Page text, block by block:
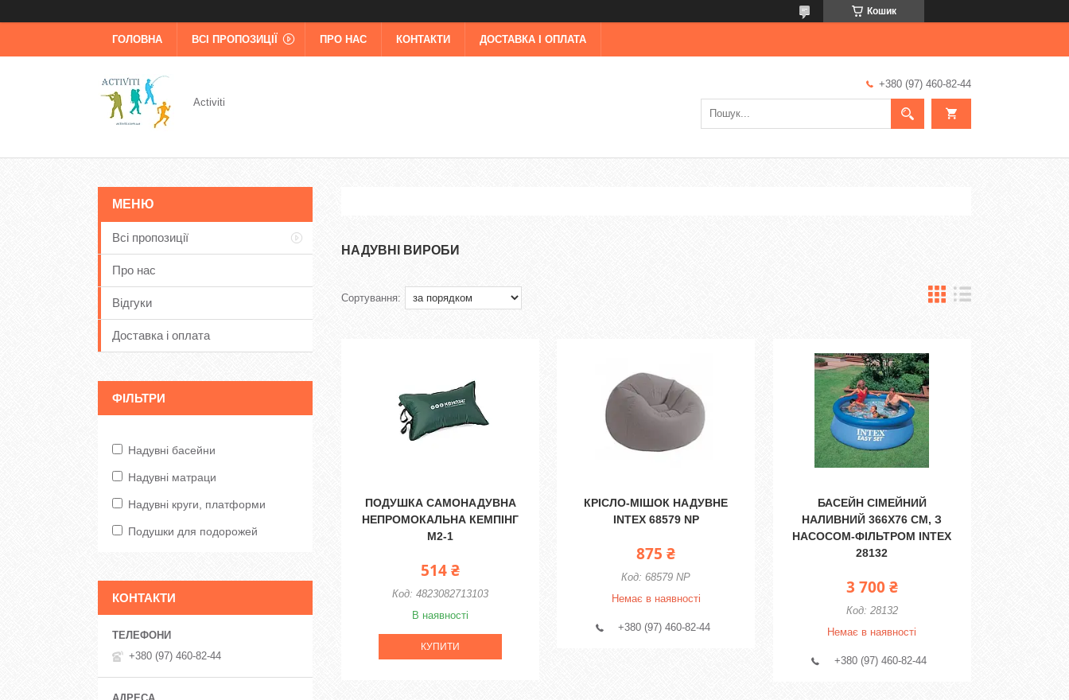
Кошик
ГОЛОВНА ВСІ ПРОПОЗИЦІЇ ПРО НАС КОНТАКТИ ДОСТАВКА І ОПЛАТА
Activiti
+380 (97) 460-82-44
НАДУВНІ ВИРОБИ
ПОДУШКА САМОНАДУВНА
НЕПРОМОКАЛЬНА КЕМПІНГ
M2-1
514 ₴
4823082713103
В наявності
КУПИТИ
КРІСЛО-МІШОК НАДУВНЕ
INTEX 68579 NP
875 ₴
68579 NP
Немає в наявності
+380 (97) 460-82-44
БАСЕЙН СІМЕЙНИЙ
НАЛИВНИЙ 366X76 СМ, З
НАСОСОМ-ФІЛЬТРОМ INTEX
28132
3 700 ₴
28132
Немає в наявності
+380 (97) 460-82-44
Всі пропозиції
Про нас
Відгуки
Доставка і оплата
ФІЛЬТРИ
Надувні басейни
Надувні матраци
Надувні круги, платформи
Подушки для подорожей
КОНТАКТИ
+380 (97) 460-82-44